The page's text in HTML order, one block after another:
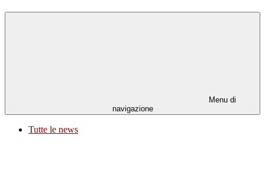
Menu di
navigazione
Tutte le news